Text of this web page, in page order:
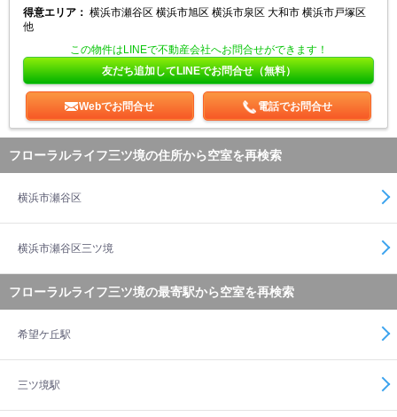
得意エリア： 横浜市瀬谷区 横浜市旭区 横浜市泉区 大和市 横浜市戸塚区
他
この物件はLINEで不動産会社へお問合せができます！
友だち追加してLINEでお問合せ（無料）
Webでお問合せ 電話でお問合せ
フローラルライフ三ツ境の住所から空室を再検索
横浜市瀬谷区
横浜市瀬谷区三ツ境
フローラルライフ三ツ境の最寄駅から空室を再検索
希望ケ丘駅
三ツ境駅